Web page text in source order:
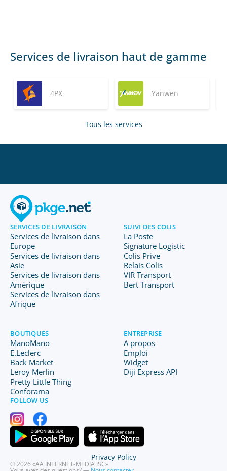
Services de livraison haut de gamme
4PX Yanwen
Tous les services
SERVICES DE LIVRAISON
Services de livraison dans
Europe
Services de livraison dans
Asie
Services de livraison dans
Amérique
Services de livraison dans
Afrique
SUIVI DES COLIS
La Poste
Signature Logistic
Colis Prive
Relais Colis
VIR Transport
Bert Transport
BOUTIQUES
ManoMano
E.Leclerc
Back Market
Leroy Merlin
Pretty Little Thing
Conforama
ENTREPRISE
A propos
Emploi
Widget
Diji Express API
FOLLOW US
© 2026 «AA INTERNET-MEDIA JSC»
Privacy Policy